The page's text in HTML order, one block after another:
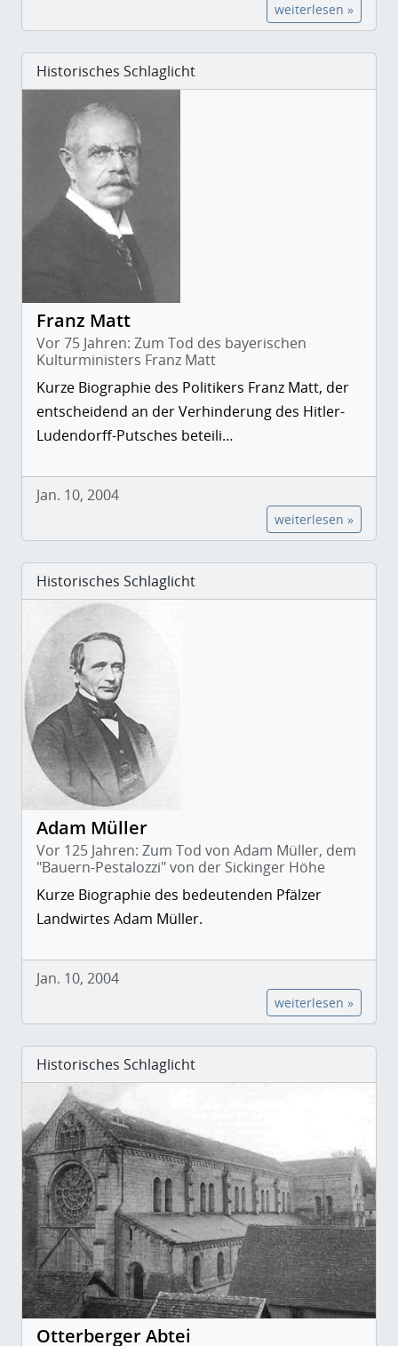
weiterlesen »
Historisches Schlaglicht
Franz Matt
Vor 75 Jahren: Zum Tod des bayerischen
Kulturministers Franz Matt
Kurze Biographie des Politikers Franz Matt, der
entscheidend an der Verhinderung des Hitler-
Ludendorff-Putsches beteili…
Jan. 10, 2004
weiterlesen »
Historisches Schlaglicht
Adam Müller
Vor 125 Jahren: Zum Tod von Adam Müller, dem
"Bauern-Pestalozzi" von der Sickinger Höhe
Kurze Biographie des bedeutenden Pfälzer
Landwirtes Adam Müller.
Jan. 10, 2004
weiterlesen »
Historisches Schlaglicht
Otterberger Abtei